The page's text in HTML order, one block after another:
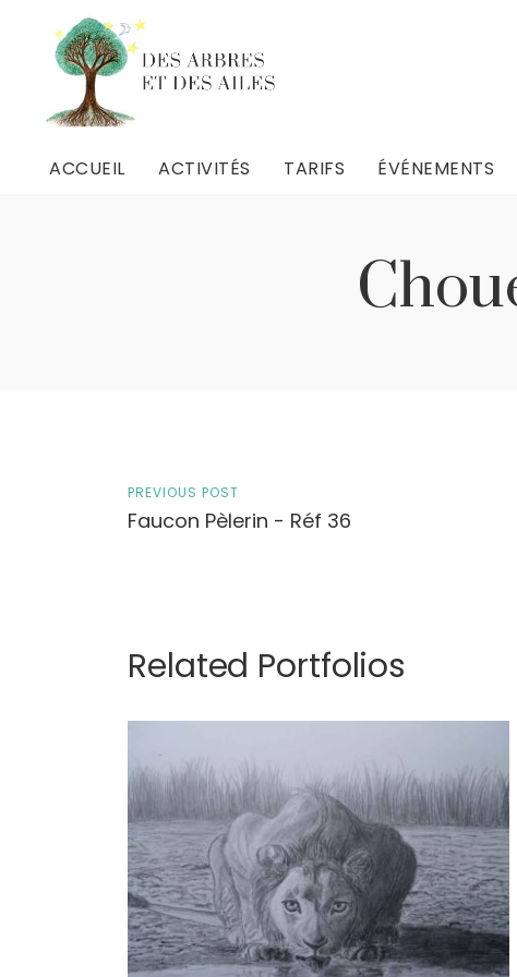
ACCUEIL ACTIVITÉS TARIFS ÉVÉNEMENTS
ACCUEIL ACTIVITÉS TARIFS ÉVÉNEMENTS
PREVIOUS POST
Faucon Pèlerin - Réf 36
Related Portfolios